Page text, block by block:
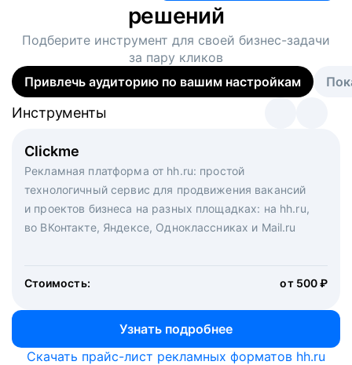
решений
Подберите инструмент для своей бизнес-задачи
за пару кликов
Привлечь аудиторию по вашим настройкам
Clickme
Рекламная платформа от hh.ru: простой
технологичный сервис для продвижения вакансий
и проектов бизнеса на разных площадках: на hh.ru,
во ВКонтакте, Яндексе, Одноклассниках и Mail.ru
Стоимость: от 500 ₽
Узнать подробнее
Инструменты
Вакансия дня
Рекламный формат для вакансий на главной странице
hh.ru. Увеличивает количество откликов
Инструменты
Массовый подбор под ключ. Решите, сколько
кандидатов и когда вам нужно, и за дело возьмутся
маркетологи, рекрутеры и проектные менеджеры
hh.ru с целым набором digital-инструментов
Инструменты
Скачать прайс-лист рекламных форматов hh.ru